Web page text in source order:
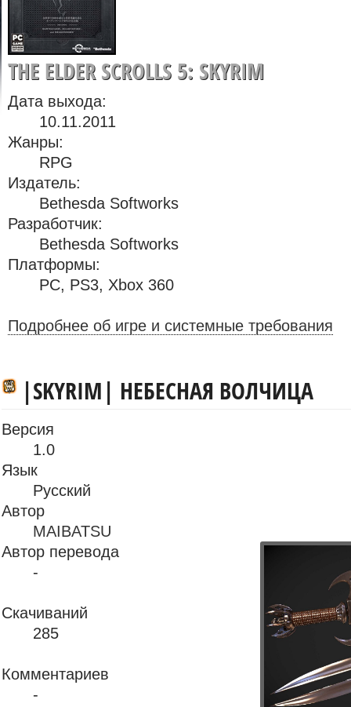
THE ELDER SCROLLS 5: SKYRIM
Дата выхода:
10.11.2011
Жанры:
RPG
Издатель:
Bethesda Softworks
Разработчик:
Bethesda Softworks
Платформы:
PC, PS3, Xbox 360
Подробнее об игре и системные требования
|SKYRIM| НЕБЕСНАЯ ВОЛЧИЦА
Версия
1.0
Язык
Русский
Автор
MAIBATSU
Автор перевода
-
Скачиваний
285
Комментариев
-